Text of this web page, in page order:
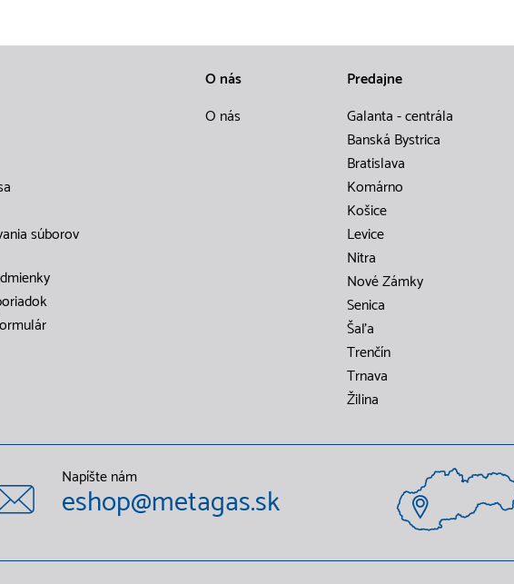
súborov
O nás
O nás
Predajne
Galanta - centrála
Banská Bystrica
Bratislava
Komárno
Košice
Levice
Nitra
Nové Zámky
Senica
Šaľa
Trenčín
Trnava
Žilina
Napíšte nám
eshop@metagas.sk